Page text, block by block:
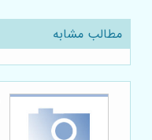
مطالب مشابه